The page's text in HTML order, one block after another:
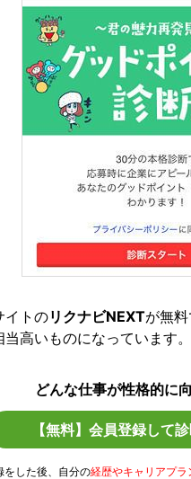
イトのリクナビNEXTが無
高いものになっています。
どんな仕事が性格的に
【無料】会員登録して
をした後、自分の経歴やキャリアプ